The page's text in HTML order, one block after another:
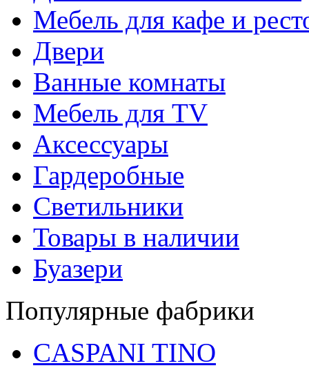
Мебель для кафе и
Двери
Ванные комнаты
Мебель для TV
Аксессуары
Гардеробные
Светильники
Товары в наличии
Буазери
Популярные фабрики
CASPANI TINO